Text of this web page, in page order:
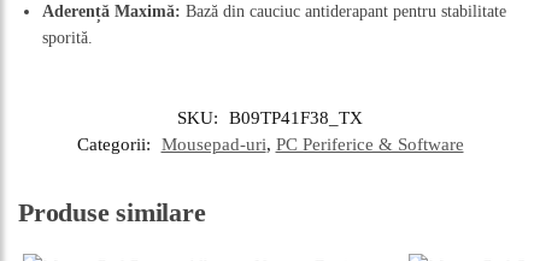
Aderență Maximă: Bază din cauciuc antiderapant pentru stabilitate
sporită.
SKU:
B09TP41F38_TX
Categorii:
Mousepad-uri, PC Periferice & Software
Produse similare